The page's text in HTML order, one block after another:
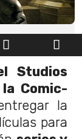
Studios
Comic-
la
para